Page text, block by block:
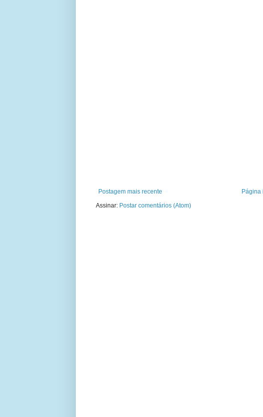
Postagem mais recente
Página
Assinar: Postar comentários (Atom)